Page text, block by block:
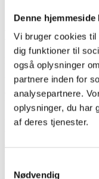
Denne
Vi bruger cookies
dig funktioner til
også oplysninger
partnere inden for
analysepartnere.
oplysninger, du har
af deres tjenester.
Nødvendig
Mange års
Professionel
Vi har mange års
anvendes på vores
nødvendige maling
Med vores ekspertise